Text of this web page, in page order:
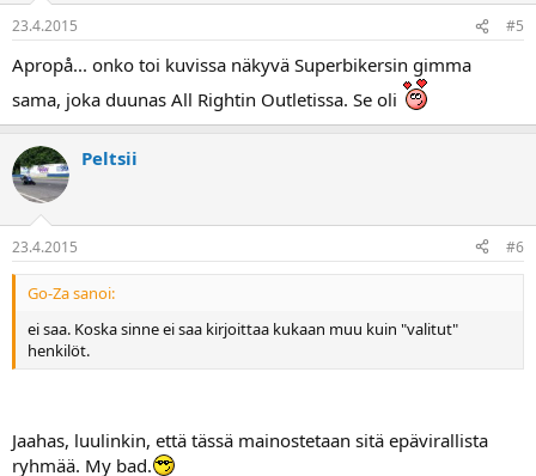
23.4.2015 #5
Apropå... onko toi kuvissa näkyvä Superbikersin gimma
sama, joka duunas All Rightin Outletissa. Se oli
Peltsii
23.4.2015 #6
Go-Za sanoi:
ei saa. Koska sinne ei saa kirjoittaa kukaan muu kuin "valitut"
henkilöt.
Jaahas, luulinkin, että tässä mainostetaan sitä epävirallista
ryhmää. My bad.